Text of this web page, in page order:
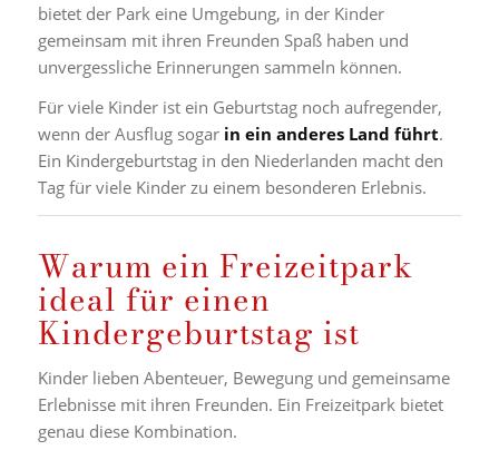
bietet der Park eine Umgebung, in der Kinder
gemeinsam mit ihren Freunden Spaß haben und
unvergessliche Erinnerungen sammeln können.
Für viele Kinder ist ein Geburtstag noch aufregender,
wenn der Ausflug sogar in ein anderes Land führt.
Ein Kindergeburtstag in den Niederlanden macht den
Tag für viele Kinder zu einem besonderen Erlebnis.
Warum ein Freizeitpark
ideal für einen
Kindergeburtstag ist
Kinder lieben Abenteuer, Bewegung und gemeinsame
Erlebnisse mit ihren Freunden. Ein Freizeitpark bietet
genau diese Kombination.